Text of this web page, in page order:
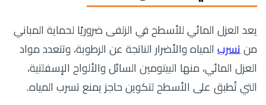
يعد العزل المائي للأسطح في الزلفى ضروريًا لحماية المباني
من تسرب المياه والأضرار الناتجة عن الرطوبة، وتتعدد مواد
العزل المائي، منها البيتومين السائل والألواح الإسفلتية،
التي تُطبق على الأسطح لتكوين حاجز يمنع تسرب المياه.